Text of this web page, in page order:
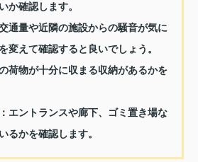
か確認します。
通量や近隣の施設からの騒音が気に
変えて確認すると良いでしょう。
荷物が十分に収まる収納があるかを
エントランスや廊下、ゴミ置き場な
るかを確認します。